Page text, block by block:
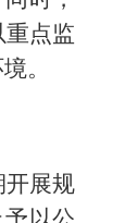
点监
。
开展规